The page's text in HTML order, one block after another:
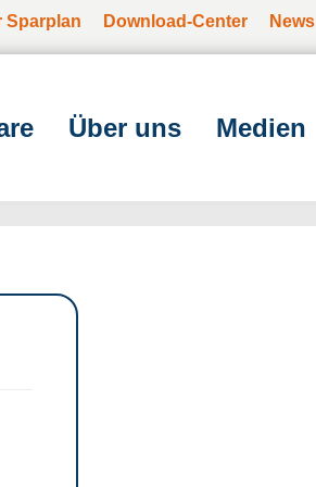
Sparplan Download-Center News
Über uns Medien